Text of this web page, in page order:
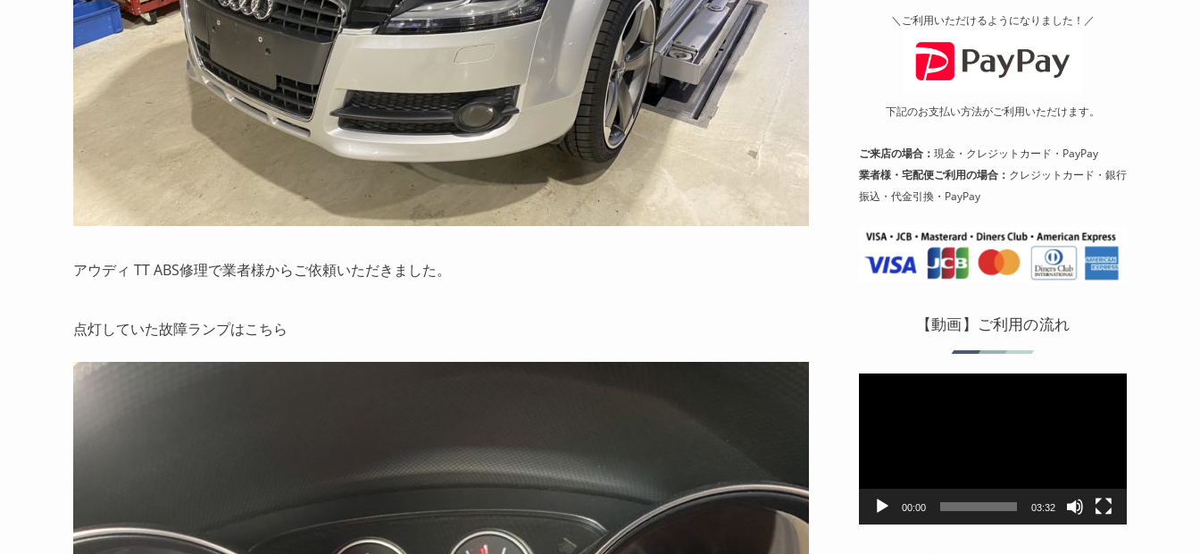
アウディ TT ABS修理で業者様からご依頼いただきました。
点灯していた故障ランプはこちら
＼ご利用いただけるようになりました！／
下記のお支払い方法がご利用いただけます。
ご来店の場合： 現金・クレジットカード・PayPay
業者様・宅配便ご利用の場合： クレジットカード・銀行
振込・代金引換・PayPay
【動画】ご利用の流れ
00:00 03:32